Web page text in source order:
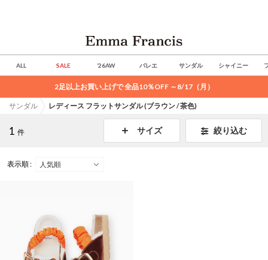
ALL SALE ’26AW バレエ サンダル シャイニー
2足以上お買い上げで 全品10％OFF ～8/17（月）
サンダル レディース フラットサンダル (ブラウン / 茶色)
1 件 サイズ 絞り込む
表示順 :